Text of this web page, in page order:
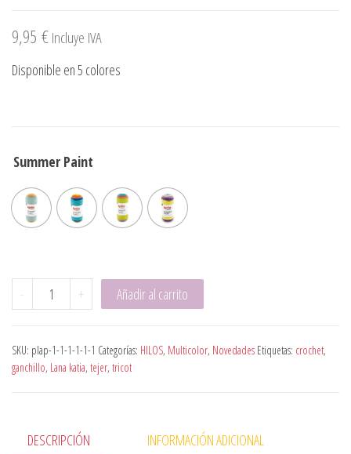
9,95 €Incluye IVA
Disponible en 5 colores
Summer Paint
- Summer Paint cantidad
+ Añadir al carrito
SKU: plap-1-1-1-1-1-1 Categorías: HILOS, Multicolor, Novedades Etiquetas: crochet,
ganchillo, Lana katia, tejer, tricot
DESCRIPCIÓN INFORMACIÓN ADICIONAL